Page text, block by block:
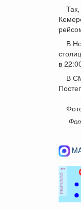
В
в
В
реклама